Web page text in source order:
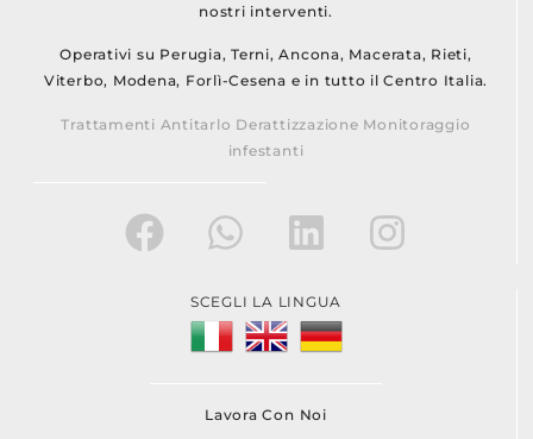
nostri interventi.
Operativi su Perugia, Terni, Ancona, Macerata, Rieti,
Viterbo, Modena, Forlì-Cesena e in tutto il Centro Italia.
Trattamenti Antitarlo Derattizzazione Monitoraggio
infestanti
SCEGLI LA LINGUA
Lavora Con Noi